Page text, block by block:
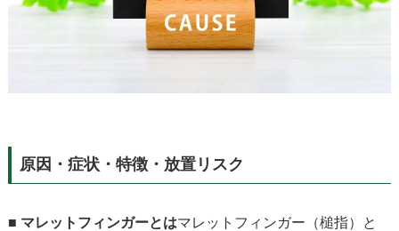
原因・症状・特徴・放置リスク
■ マレットフィンガーとはマレットフィンガー（槌指）と